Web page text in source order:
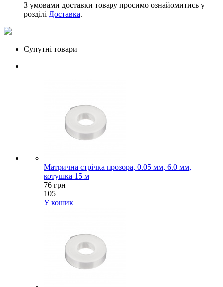
З умовами доставки товару просимо ознайомитись у
розділі Доставка.
Супутні товари
Матрична стрічка прозора, 0.05 мм, 6.0 мм,
котушка 15 м
76 грн
105
У кошик